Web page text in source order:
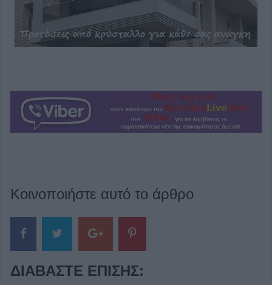
Κοινοποιήστε αυτό το άρθρο
ΔΙΑΒΆΣΤΕ ΕΠΊΣΗΣ: